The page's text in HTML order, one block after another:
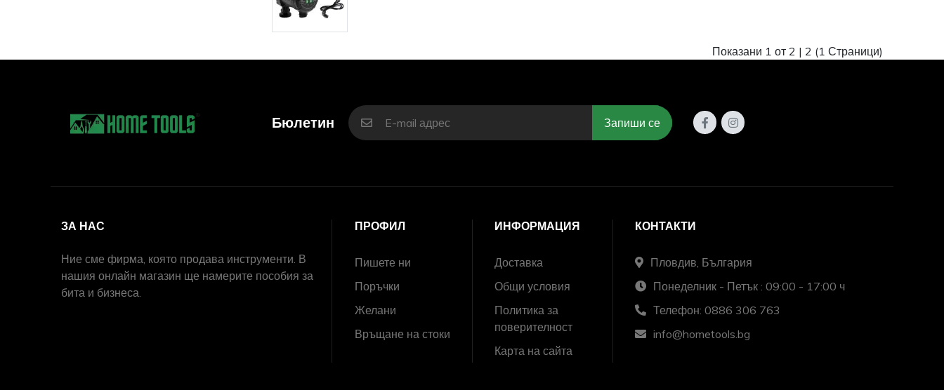
Показани 1 от 2 | 2 (1 Страници)
Бюлетин Запиши се
ЗА НАС
Ние сме фирма, която продава инструменти. В
нашия онлайн магазин ще намерите пособия за
бита и бизнеса.
ПРОФИЛ
Пишете ни
Поръчки
Желани
Връщане на стоки
ИНФОРМАЦИЯ
Доставка
Общи условия
Политика за
поверителност
Карта на сайта
КОНТАКТИ
Пловдив, България
Понеделник - Петък : 09:00 - 17:00 ч
Телефон: 0886 306 763
info@hometools.bg